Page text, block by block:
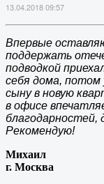
13.04.2018 09:57
Впервые
поддержать
подводкой
себя дома, потом
сыну в новую
в офисе
благодарностей,
Рекомендую!
Михаил
г. Москва